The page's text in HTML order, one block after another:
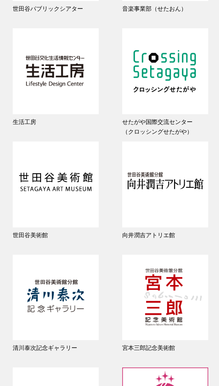
世田谷パブリックシアター 音楽事業部（せたおん）
生活工房
せたがや国際交流センター
（クロッシングせたがや）
世田谷美術館 向井潤吉アトリエ館
清川泰次記念ギャラリー 宮本三郎記念美術館